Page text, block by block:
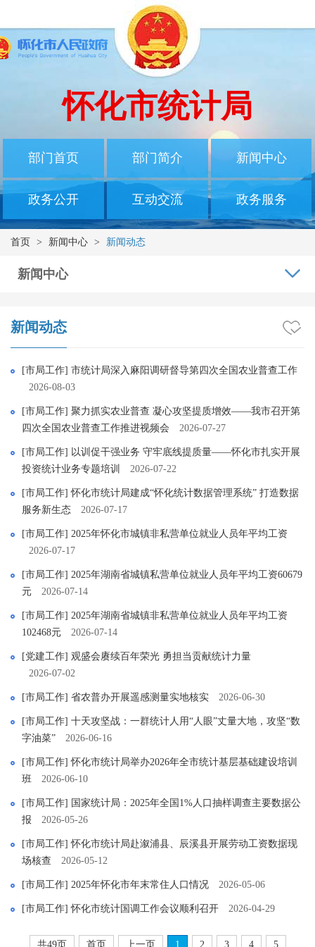
怀化市统计局
部门首页 部门简介 新闻中心
政务公开 互动交流 政务服务
首页 > 新闻中心 > 新闻动态
新闻中心
新闻动态
[市局工作] 市统计局深入麻阳调研督导第四次全国农业普查工作
2026-08-03
[市局工作] 聚力抓实农业普查 凝心攻坚提质增效——我市召开第
四次全国农业普查工作推进视频会
2026-07-27
[市局工作] 以训促干强业务 守牢底线提质量——怀化市扎实开展
投资统计业务专题培训
2026-07-22
[市局工作] 怀化市统计局建成“怀化统计数据管理系统” 打造数据
服务新生态
2026-07-17
[市局工作] 2025年怀化市城镇非私营单位就业人员年平均工资
2026-07-17
[市局工作] 2025年湖南省城镇私营单位就业人员年平均工资60679
元
2026-07-14
[市局工作] 2025年湖南省城镇非私营单位就业人员年平均工资
102468元
2026-07-14
[党建工作] 观盛会赓续百年荣光 勇担当贡献统计力量
2026-07-02
[市局工作] 省农普办开展遥感测量实地核实 2026-06-30
[市局工作] 十天攻坚战：一群统计人用“人眼”丈量大地，攻坚“数
字油菜”
2026-06-16
[市局工作] 怀化市统计局举办2026年全市统计基层基础建设培训
班
2026-06-10
[市局工作] 国家统计局：2025年全国1%人口抽样调查主要数据公
报
2026-05-26
[市局工作] 怀化市统计局赴溆浦县、辰溪县开展劳动工资数据现
场核查
2026-05-12
[市局工作] 2025年怀化市年末常住人口情况 2026-05-06
[市局工作] 怀化市统计国调工作会议顺利召开 2026-04-29
共49页 首页 上一页 1 2 3 4 5